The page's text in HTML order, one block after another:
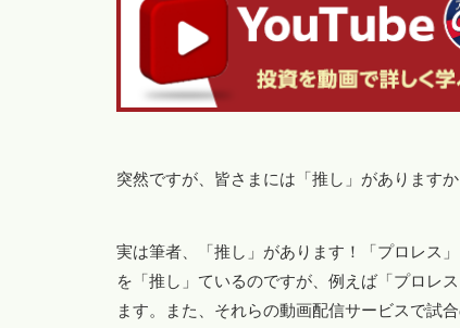
突然ですが、皆さまには「推し」があります
実は筆者、「推し」があります！「プロレス
を「推し」ているのですが、例えば「プロレ
ます。また、それらの動画配信サービスで試